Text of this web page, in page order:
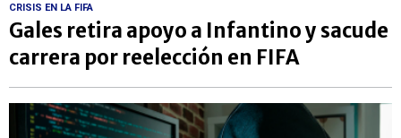
CRISIS EN LA FIFA
Gales retira apoyo a Infantino y sacude
carrera por reelección en FIFA